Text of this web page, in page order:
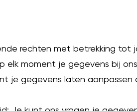
rechten met betrekking tot
elk moment je gegevens bij
je gegevens laten aanpassen